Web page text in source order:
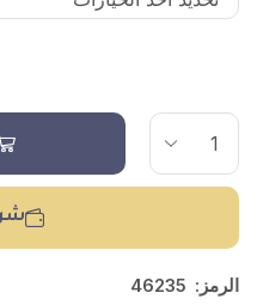
الرمز: 46235